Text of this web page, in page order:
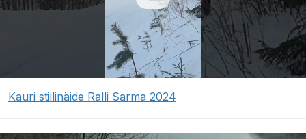
Kauri stiilinäide Ralli Sarma 2024